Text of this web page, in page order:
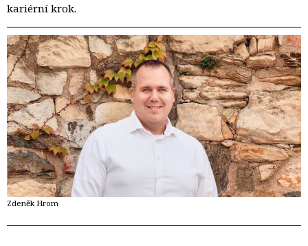
kariérní krok.
Zdeněk Hrom